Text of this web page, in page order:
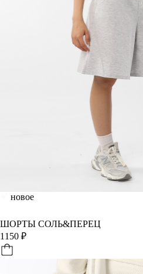
новое
ШОРТЫ СОЛЬ&ПЕРЕЦ
1150 ₽